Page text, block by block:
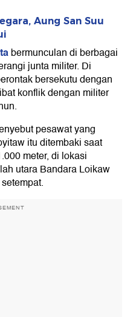
Aung San Suu
bermunculan di berbagai
junta militer. Di
bersekutu dengan
konflik dengan militer
pesawat yang
itu ditembaki saat
meter, di lokasi
utara Bandara Loikaw